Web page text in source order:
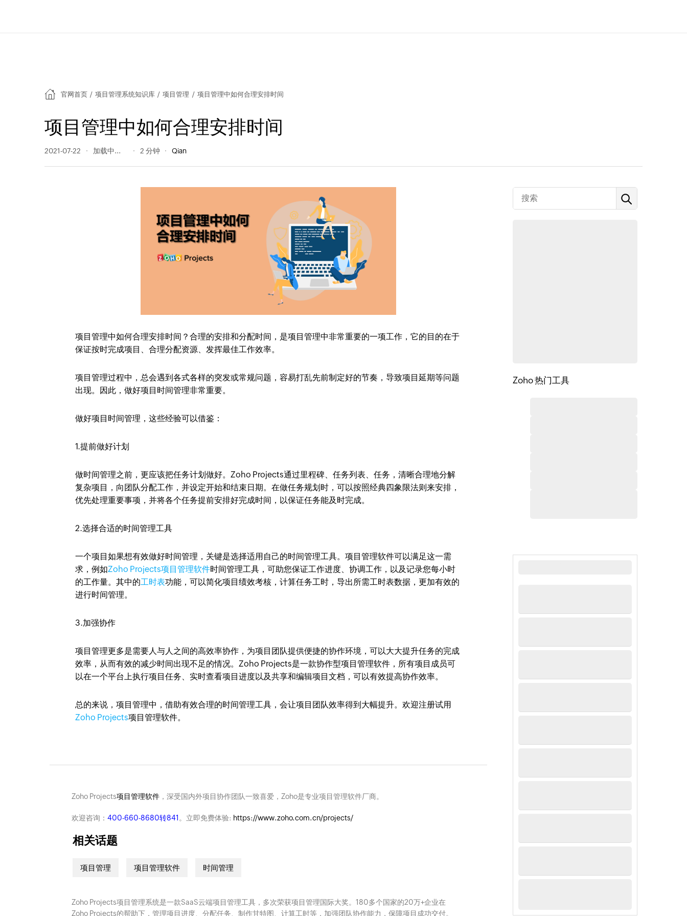
官网首页 / 项目管理系统知识库 / 项目管理 / 项目管理中如何合理安排时间
项目管理中如何合理安排时间
2021-07-22 981 阅读量 2 分钟 Qian
项目管理中如何合理安排时间？合理的安排和分配时间，是项目管理中非常重要的一项工作，它的目的在于
保证按时完成项目、合理分配资源、发挥最佳工作效率。
项目管理过程中，总会遇到各式各样的突发或常规问题，容易打乱先前制定好的节奏，导致项目延期等问题
出现。因此，做好项目时间管理非常重要。
做好项目时间管理，这些经验可以借鉴：
1.提前做好计划
做时间管理之前，更应该把任务计划做好。Zoho Projects通过里程碑、任务列表、任务，清晰合理地分解
复杂项目，向团队分配工作，并设定开始和结束日期。在做任务规划时，可以按照经典四象限法则来安排，
优先处理重要事项，并将各个任务提前安排好完成时间，以保证任务能及时完成。
2.选择合适的时间管理工具
一个项目如果想有效做好时间管理，关键是选择适用自己的时间管理工具。项目管理软件可以满足这一需
求，例如Zoho Projects项目管理软件时间管理工具，可助您保证工作进度、协调工作，以及记录您每小时
的工作量。其中的工时表功能，可以简化项目绩效考核，计算任务工时，导出所需工时表数据，更加有效的
进行时间管理。
3.加强协作
项目管理更多是需要人与人之间的高效率协作，为项目团队提供便捷的协作环境，可以大大提升任务的完成
效率，从而有效的减少时间出现不足的情况。Zoho Projects是一款协作型项目管理软件，所有项目成员可
以在一个平台上执行项目任务、实时查看项目进度以及共享和编辑项目文档，可以有效提高协作效率。
总的来说，项目管理中，借助有效合理的时间管理工具，会让项目团队效率得到大幅提升。欢迎注册试用
Zoho Projects项目管理软件。
Zoho Projects项目管理软件，深受国内外项目协作团队一致喜爱，Zoho是专业项目管理软件厂商。
欢迎咨询： 400-660-8680转841 。立即免费体验: https://www.zoho.com.cn/projects/
相关话题
项目管理 项目管理软件 时间管理
Zoho Projects项目管理系统是一款SaaS云端项目管理工具，多次荣获项目管理国际大奖。180多个国家的20万+企业在
Zoho Projects的帮助下，管理项目进度、分配任务、制作甘特图、计算工时等，加强团队协作能力，保障项目成功交付。
Zoho 热门工具